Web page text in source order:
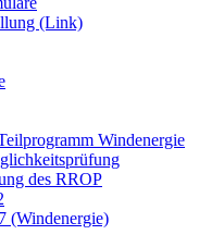
(Link)
Windenergie
des RROP
(Windenergie)